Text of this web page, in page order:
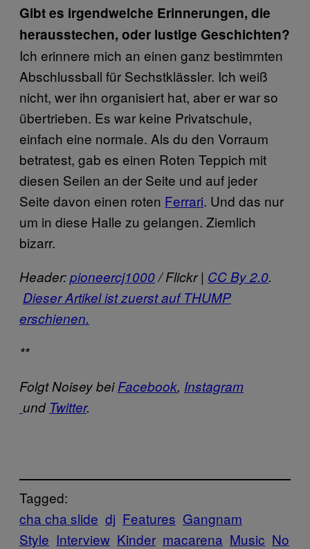
Gibt es irgendwelche Erinnerungen, die
herausstechen, oder lustige Geschichten?
Ich erinnere mich an einen ganz bestimmten
Abschlussball für Sechstklässler. Ich weiß
nicht, wer ihn organisiert hat, aber er war so
übertrieben. Es war keine Privatschule,
einfach eine normale. Als du den Vorraum
betratest, gab es einen Roten Teppich mit
diesen Seilen an der Seite und auf jeder
Seite davon einen roten Ferrari​. Und das nur
um in diese Halle zu gelangen. Ziemlich
bizarr.
Header:pioneercj1000/ Flickr | CC By 2.0.
Dieser Artikel ist zuerst auf THUMP
erschienen.​​
**
Folgt Noisey beiFacebook​, Instagram
und Twitter​.
Tagged:
cha cha slide dj Features Gangnam
Style Interview Kinder macarena Music No